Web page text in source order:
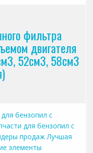
фильтра
двигателя
52см3, 58см3
бензопил с
для бензопил с
продаж Лучшая
элементы